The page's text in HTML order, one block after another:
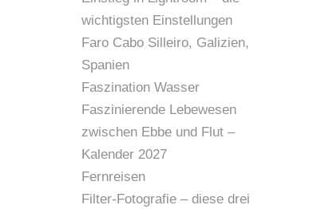
wichtigsten Einstellungen
Faro Cabo Silleiro, Galizien,
Spanien
Faszination Wasser
Faszinierende Lebewesen
zwischen Ebbe und Flut –
Kalender 2027
Fernreisen
Filter-Fotografie – diese drei